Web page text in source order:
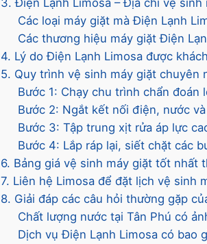
Các loại máy giặt mà Điện Lạnh
Các thương hiệu máy giặt Điện
4. Lý do Điện Lạnh Limosa được
5. Quy trình vệ sinh máy giặt chuyên
Bước 1: Chạy chu trình chẩn đoán
Bước 2: Ngắt kết nối điện, nước
Bước 3: Tập trung xịt rửa áp lực
Bước 4: Lắp ráp lại, siết chặt các
6. Bảng giá vệ sinh máy giặt tốt nhất
7. Liên hệ Limosa để đặt lịch vệ sinh
8. Giải đáp các câu hỏi thường gặp
Chất lượng nước tại Tân Phú có
Dịch vụ Điện Lạnh Limosa có bao